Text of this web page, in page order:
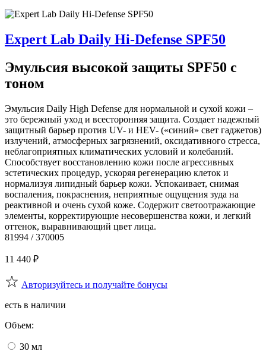
Expert Lab Daily Hi-Defense SPF50
Эмульсия высокой защиты SPF50 с
тоном
Эмульсия Daily High Defense для нормальной и сухой кожи –
это бережный уход и всесторонняя защита. Создает надежный
защитный барьер против UV- и HEV- («синий» свет гаджетов)
излучений, атмосферных загрязнений, оксидативного стресса,
неблагоприятных климатических условий и колебаний.
Способствует восстановлению кожи после агрессивных
эстетических процедур, ускоряя регенерацию клеток и
нормализуя липидный барьер кожи. Успокаивает, снимая
воспаления, покраснения, неприятные ощущения зуда на
реактивной и очень сухой коже. Содержит светоотражающие
элементы, корректирующие несовершенства кожи, и легкий
оттенок, выравнивающий цвет лица.
81994 / 370005
11 440 ₽
Авторизуйтесь и получайте бонусы
есть в наличии
Объем:
30 мл